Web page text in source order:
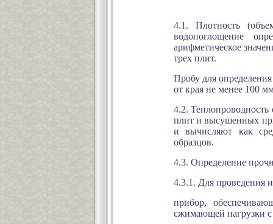
4.1. Плотность
водопоглощение
арифметическое
трех плит.
Пробу для
от края не менее 100
4.2.
плит и высушенных
и вычисляют как
образцов.
4.3. Определение
4.3.1. Для проведения
прибор,
сжимающей нагрузки